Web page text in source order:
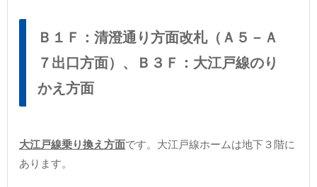
Ｂ１Ｆ：清澄通り方面改札（Ａ５－Ａ
７出口方面）、Ｂ３Ｆ：大江戸線のり
かえ方面
大江戸線乗り換え方面です。大江戸線ホームは地下３階に
あります。